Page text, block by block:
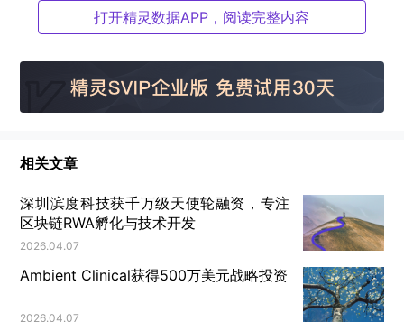
文 | 《好博会报道组》
6月29日下午，“2025首届美好生活博览会”（以下简
称“好博会”）在北京展览馆完美收官。
本次展会展区面积达1.5万平方米，共设置六大展馆及
打开精灵数据APP，阅读完整内容
相关文章
深圳滨度科技获千万级天使轮融资，专注
区块链RWA孵化与技术开发
2026.04.07
Ambient Clinical获得500万美元战略投资
2026.04.07